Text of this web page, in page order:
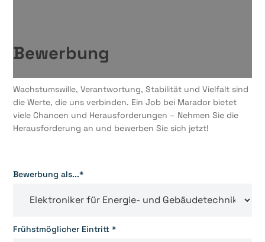
Bewerbung
Wachstumswille, Verantwortung, Stabilität und Vielfalt sind
die Werte, die uns verbinden. Ein Job bei Marador bietet
viele Chancen und Herausforderungen – Nehmen Sie die
Herausforderung an und bewerben Sie sich jetzt!
Bewerbung als...*
Frühstmöglicher Eintritt *